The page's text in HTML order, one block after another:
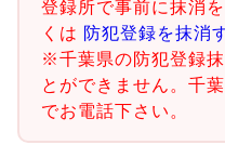
登録所で事前に抹消
くは 防犯登録を抹消
※千葉県の防犯登録
とができません。千
でお電話下さい。